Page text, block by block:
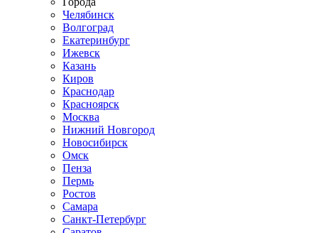
Челябинск
Волгоград
Екатеринбург
Ижевск
Казань
Киров
Краснодар
Красноярск
Москва
Нижний Новгород
Новосибирск
Омск
Пенза
Пермь
Ростов
Самара
Санкт-Петербург